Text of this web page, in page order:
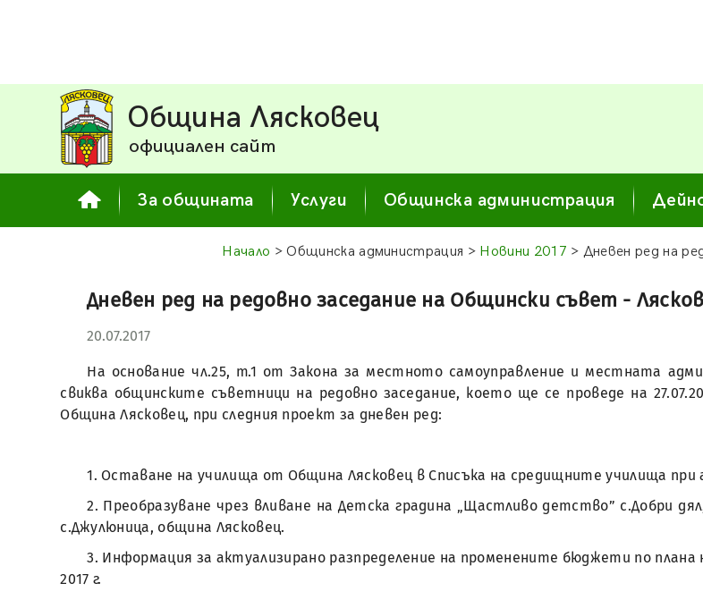
Община Лясковец
официален сайт
За общината Услуги Общинска администрация
Начало > Общинска администрация > Новини 2017 > Дневен ред на
Дневен ред на редовно заседание на Общински съвет -
20.07.2017
На основание чл.25, т.1 от Закона за местното самоуправление и местната
свиква общинските съветници на редовно заседание, което ще се проведе на
Община Лясковец, при следния проект за дневен ред:
1. Оставане на училища от Община Лясковец в Списъка на средищните училища при
2. Преобразуване чрез вливане на Детска градина „Щастливо детство” с.Добри
с.Джулюница, община Лясковец.
3. Информация за актуализирано разпределение на променените бюджети по
2017 г.